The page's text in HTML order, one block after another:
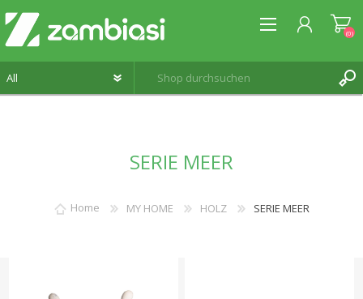
(0)
SERIE MEER
Home MY HOME HOLZ SERIE MEER